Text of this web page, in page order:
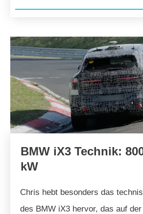
BMW iX3 Technik:
kW
Chris hebt besonders das
des BMW iX3 hervor, das auf der